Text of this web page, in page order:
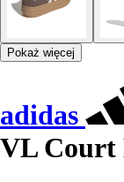
Pokaż więcej
adidas
VL Court